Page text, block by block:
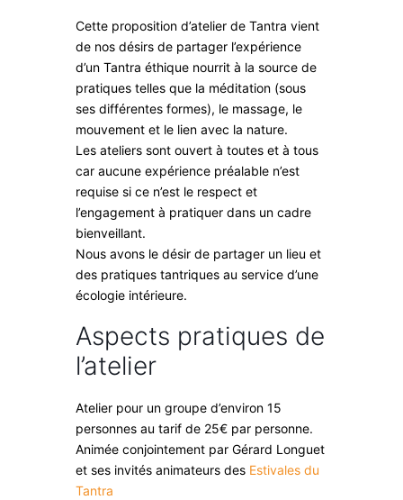
Cette proposition d’atelier de Tantra vient
de nos désirs de partager l’expérience
d’un Tantra éthique nourrit à la source de
pratiques telles que la méditation (sous
ses différentes formes), le massage, le
mouvement et le lien avec la nature.
Les ateliers sont ouvert à toutes et à tous
car aucune expérience préalable n’est
requise si ce n’est le respect et
l’engagement à pratiquer dans un cadre
bienveillant.
Nous avons le désir de partager un lieu et
des pratiques tantriques au service d’une
écologie intérieure.
Aspects pratiques de
l’atelier
Atelier pour un groupe d’environ 15
personnes au tarif de 25€ par personne.
Animée conjointement par Gérard Longuet
et ses invités animateurs des Estivales du
Tantra